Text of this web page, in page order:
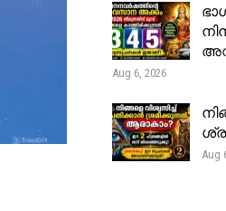
Aug 6, 2026
Aug